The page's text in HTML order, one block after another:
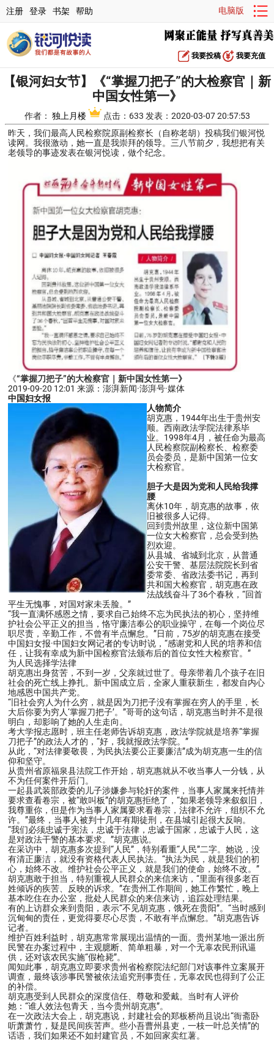
注册 登录 书架 帮助 电脑版
我要投稿 我要充值
【银河妇女节】《“掌握刀把子”的大检察官｜新
中国女性第一》
作者： 独上月楼
点击：633 发表：2020-03-07 20:57:53
昨天，我们最高人民检察院原副检察长（自称老胡）投稿我们银河悦
读网。我很激动，她一直是我崇拜的领导。三八节前夕，我想把有关
老领导的事迹发表在银河悦读，做个纪念。
《“掌握刀把子”的大检察官｜新中国女性第一》
2019-09-20 12:01 来源：澎湃新闻·澎湃号·媒体
中国妇女报
人物简介
胡克惠，1944年出生于贵州安
顺。西南政法学院法律系毕
业。1998年4月，被任命为最高
人民检察院副检察长、检察委
员会委员，是新中国第一位女
大检察官。
胆子大是因为党和人民给我撑
腰
离休10年，胡克惠的故事，依
旧被很多人记得。
回到贵州故里，这位新中国第
一位女大检察官，总会受到热
烈欢迎。
从县城、省城到北京，从普通
公安干警、基层法院院长到省
委常委、省政法委书记，再到
共和国大检察官，胡克惠在政
法战线奋斗了36个春秋，“回首
平生无愧事，对国对家未丢脸。”
“我一直满怀感恩之情，要求自己始终不忘为民执法的初心，坚持维
护社会公平正义的担当，恪守廉洁奉公的职业操守，在每一个岗位尽
职尽责，辛勤工作，不曾有半点懈怠。”日前，75岁的胡克惠在接受
中国妇女报·中国妇女网记者的专访时说，“感谢党和人民的培养和信
任，让我有幸成为新中国检察官法颁布后的首位女性大检察官。”
为人民选择学法律
胡克惠出身贫苦，不到一岁，父亲就过世了。母亲带着几个孩子在旧
社会的死亡线上挣扎。新中国成立后，全家人重获新生，都发自内心
地感恩中国共产党。
“旧社会穷人为什么穷，就是因为刀把子没有掌握在穷人的手里，长
大后你要为穷人‘掌握刀把子’。”哥哥的这句话，胡克惠当时并不是很
明白，却影响了她的人生走向。
考大学报志愿时，班主任老师告诉胡克惠，政法学院就是培养“掌握
刀把子”的政法人才的，“好，我就报政法学院。”
从此，“对法律要敬畏，为民执法要公正要廉洁”成为胡克惠一生的信
仰和坚守。
从贵州省原福泉县法院工作开始，胡克惠就从不收当事人一分钱，从
不为任何案件开后门。
一起县武装部政委的儿子涉嫌参与轮奸的案件，当事人家属来托情并
要求查看卷宗，被“敢叫板”的胡克惠拒绝了，“如果老领导来叙叙旧，
我尊重你，但是作为当事人家属要求看卷宗，法律不允许，组织不允
许。”最终，当事人被判十几年有期徒刑，在县城引起很大反响。
“我们必须忠诚于宪法，忠诚于法律，忠诚于国家，忠诚于人民，这
是对政法干警的基本要求。”胡克惠说。
在采访中，胡克惠多次提到“人民”，特别看重“人民”二字。她说，没
有清正廉洁，就没有资格代表人民执法。“执法为民，就是我们的初
心，始终不改。维护社会公平正义，就是我们的使命，始终不改。”
胡克惠敢于担当，特别重视人民群众的来信来访，“里面有很多老百
姓倾诉的疾苦、反映的诉求。”在贵州工作期间，她工作繁忙，晚上
基本吃住在办公室，批处人民群众的来信来访，追踪处理结果。
有的上访群众来到贵阳，表示“不见胡克惠，饿死在贵阳”。“当时感到
沉甸甸的责任，更觉得要尽心尽责，不敢有半点懈怠。”胡克惠告诉
记者。
维护百姓利益时，胡克惠常常展现出温情的一面。贵州某地一派出所
民警在办案过程中，主观臆断、简单粗暴，对一个无辜农民刑讯逼
供，还对该农民实施“假枪毙”。
闻知此事，胡克惠立即要求贵州省检察院法纪部门对该事件立案展开
调查，最终该涉事民警被依法追究刑事责任，无辜农民也得到了公正
的补偿。
胡克惠受到人民群众的深度信任、尊敬和爱戴。当时有人评价
她：“谁人效法包青天，当今贵州胡克惠”。
在一次政法大会上，胡克惠说，封建社会的郑板桥尚且说出“衙斋卧
听萧萧竹，疑是民间疾苦声。些小吾曹州县吏，一枝一叶总关情”的
话语，我们如果还不如封建官员，不如回家卖红薯。